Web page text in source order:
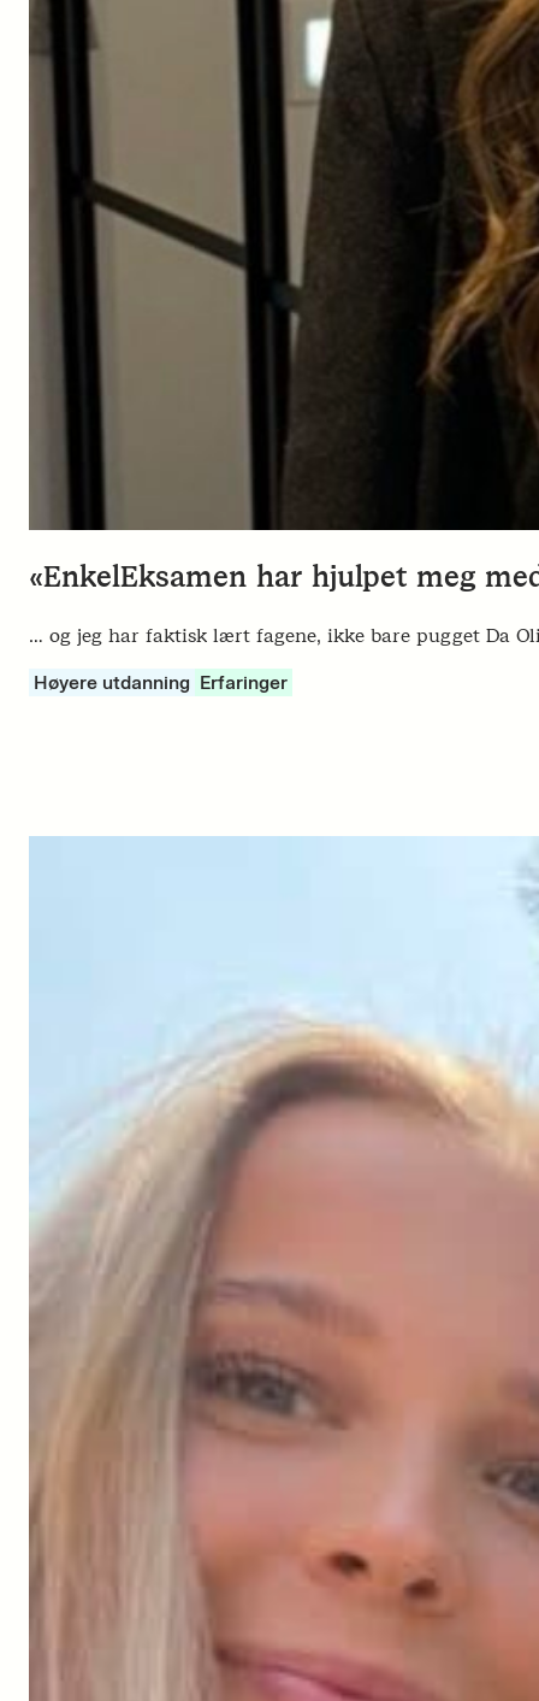
«EnkelEksamen har hjulpet meg
… og jeg har faktisk lært fagene, ikke bare pugget Da
Høyere utdanning Erfaringer